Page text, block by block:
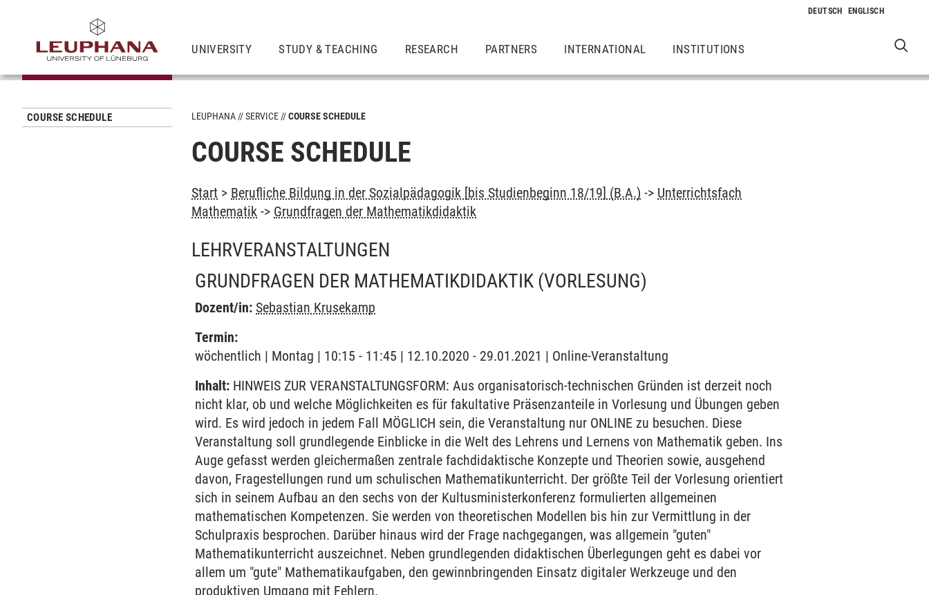
UNIVERSITY STUDY & TEACHING RESEARCH PARTNERS INTERNATIONAL INSTITUTIONS
COURSE SCHEDULE LEUPHANA SERVICE COURSE SCHEDULE
COURSE SCHEDULE
Start > Berufliche Bildung in der Sozialpädagogik [bis Studienbeginn 18/19] (B.A.) -> Unterrichtsfach
Mathematik -> Grundfragen der Mathematikdidaktik
LEHRVERANSTALTUNGEN
GRUNDFRAGEN DER MATHEMATIKDIDAKTIK (VORLESUNG)
Dozent/in: Sebastian Krusekamp
Termin:
wöchentlich | Montag | 10:15 - 11:45 | 12.10.2020 - 29.01.2021 | Online-Veranstaltung
Inhalt: HINWEIS ZUR VERANSTALTUNGSFORM: Aus organisatorisch-technischen Gründen ist derzeit noch
nicht klar, ob und welche Möglichkeiten es für fakultative Präsenzanteile in Vorlesung und Übungen geben
wird. Es wird jedoch in jedem Fall MÖGLICH sein, die Veranstaltung nur ONLINE zu besuchen. Diese
Veranstaltung soll grundlegende Einblicke in die Welt des Lehrens und Lernens von Mathematik geben. Ins
Auge gefasst werden gleichermaßen zentrale fachdidaktische Konzepte und Theorien sowie, ausgehend
davon, Fragestellungen rund um schulischen Mathematikunterricht. Der größte Teil der Vorlesung orientiert
sich in seinem Aufbau an den sechs von der Kultusministerkonferenz formulierten allgemeinen
mathematischen Kompetenzen. Sie werden von theoretischen Modellen bis hin zur Vermittlung in der
Schulpraxis besprochen. Darüber hinaus wird der Frage nachgegangen, was allgemein "guten"
Mathematikunterricht auszeichnet. Neben grundlegenden didaktischen Überlegungen geht es dabei vor
allem um "gute" Mathematikaufgaben, den gewinnbringenden Einsatz digitaler Werkzeuge und den
produktiven Umgang mit Fehlern.